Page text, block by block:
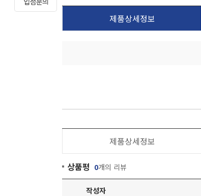
제품상세정보
제품상세정보
상품평 0개의 리뷰
작성자